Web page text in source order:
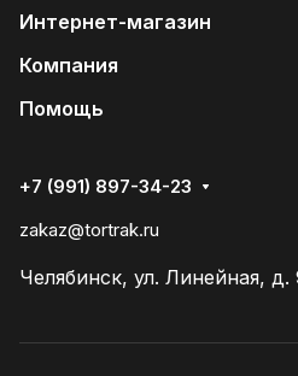
Интернет-магазин
Компания
Помощь
+7 (991) 897-34-23
zakaz@tortrak.ru
Челябинск, ул. Линейная, д.